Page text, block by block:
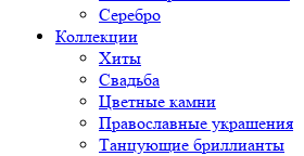
Серебро
Коллекции
Хиты
Свадьба
Цветные камни
Православные украшения
Танцующие бриллианты